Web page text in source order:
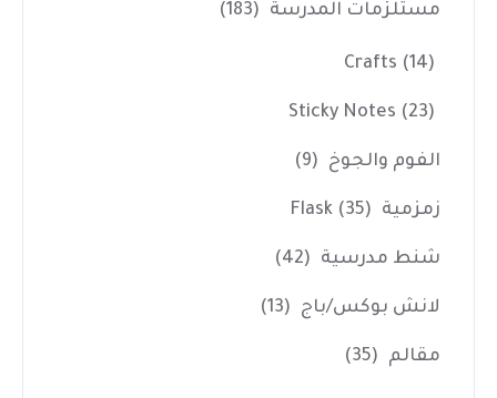
مستلزمات المدرسة (183)
Crafts (14)
Sticky Notes (23)
الفوم والجوخ (9)
زمزمية Flask (35)
شنط مدرسية (42)
لانش بوكس/باج (13)
مقالم (35)